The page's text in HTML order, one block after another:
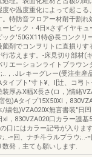
度や温度重化によって起こる
。特防音フロアー材耐干割れ
ーピック・4日×さずイヤキ
ック'50GX11特@長コンクリ
薗剤でコンヲリトに直損りす
行芯えます。-床見切り部材(
リエーションライトブラウン
，.Jレキーグレー(受注生産
タイプト"寸ト¥、I[辻、コ弓
装厚みX幅X長さ(ロ，)情緒
包)Aタイプ15X50XI，
/繍包)VZA020X無言書装"日
xI，830VZA020口カラー護
口にはカラー記号が入りま
;..-=回、ナチ斗ラルプラウ;..-
数発，主ても願いします.